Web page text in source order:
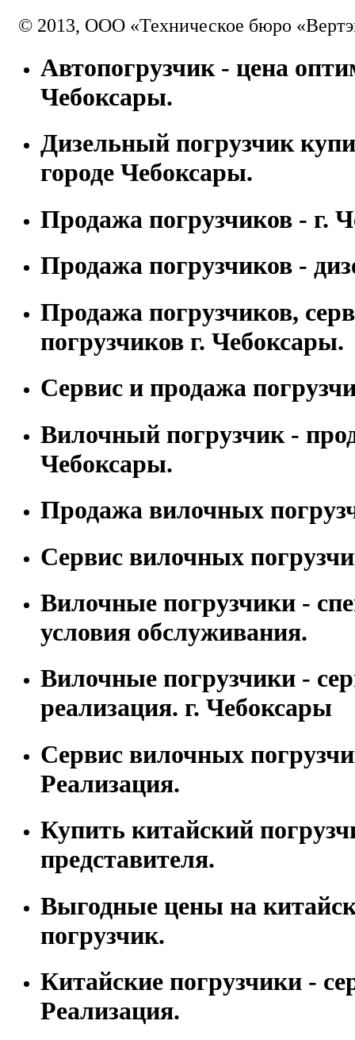
© 2013, ООО «Техническое бюро
Автопогрузчик - цена
Чебоксары.
Дизельный погрузчик
городе Чебоксары.
Продажа погрузчиков - г.
Продажа погрузчиков -
Продажа погрузчиков,
погрузчиков г. Чебоксары.
Сервис и продажа
Вилочный погрузчик -
Чебоксары.
Продажа вилочных
Сервис вилочных
Вилочные погрузчики -
условия обслуживания.
Вилочные погрузчики -
реализация. г. Чебоксары
Сервис вилочных
Реализация.
Купить китайский
представителя.
Выгодные цены на
погрузчик.
Китайские погрузчики -
Реализация.